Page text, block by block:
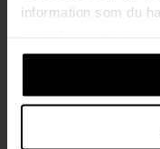
information som du
Välj det betalsätt som